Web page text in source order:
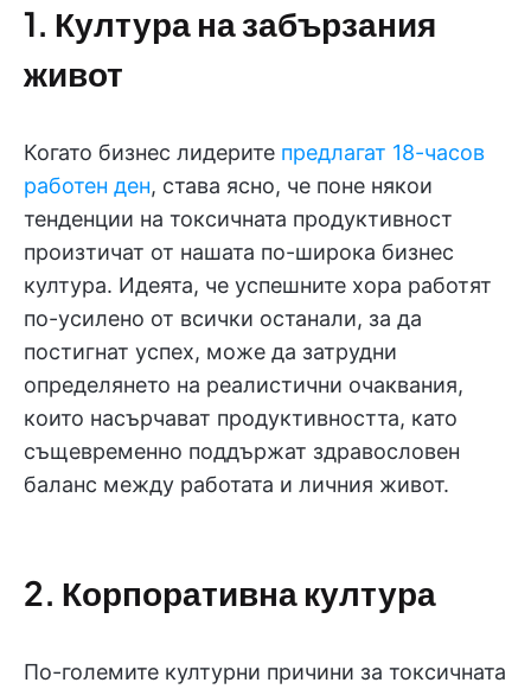
1. Култура на забързания
живот
Когато бизнес лидерите предлагат 18-часов
работен ден, става ясно, че поне някои
тенденции на токсичната продуктивност
произтичат от нашата по-широка бизнес
култура. Идеята, че успешните хора работят
по-усилено от всички останали, за да
постигнат успех, може да затрудни
определянето на реалистични очаквания,
които насърчават продуктивността, като
същевременно поддържат здравословен
баланс между работата и личния живот.
2. Корпоративна култура
По-големите културни причини за токсичната